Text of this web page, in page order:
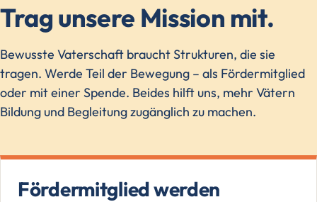
Trag unsere Mission mit.
Bewusste Vaterschaft braucht Strukturen, die sie
tragen. Werde Teil der Bewegung – als Fördermitglied
oder mit einer Spende. Beides hilft uns, mehr Vätern
Bildung und Begleitung zugänglich zu machen.
Fördermitglied werden